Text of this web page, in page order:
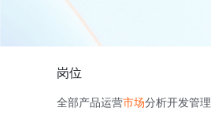
岗位
全部产品运营市场分析开发管理